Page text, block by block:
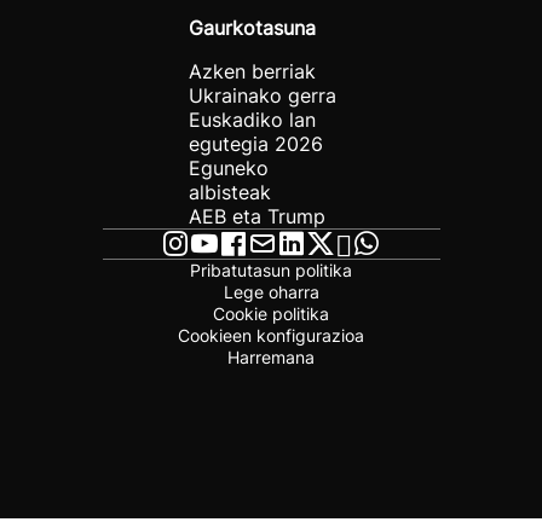
Gaurkotasuna
Azken berriak
Ukrainako gerra
Euskadiko lan
egutegia 2026
Eguneko
albisteak
AEB eta Trump
Pribatutasun politika
Lege oharra
Cookie politika
Cookieen konfigurazioa
Harremana